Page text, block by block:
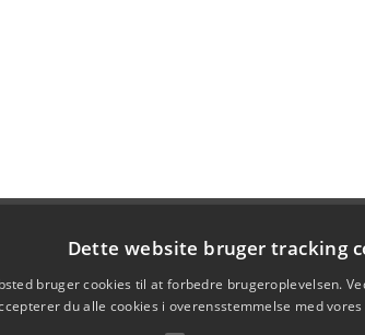
Dette website bruger tracking
bruger cookies til at forbedre brugeroplevelsen.
du alle cookies i overensstemmelse med